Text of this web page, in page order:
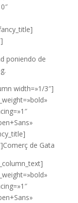
poniendo de
width=»1/3″]
de Gata